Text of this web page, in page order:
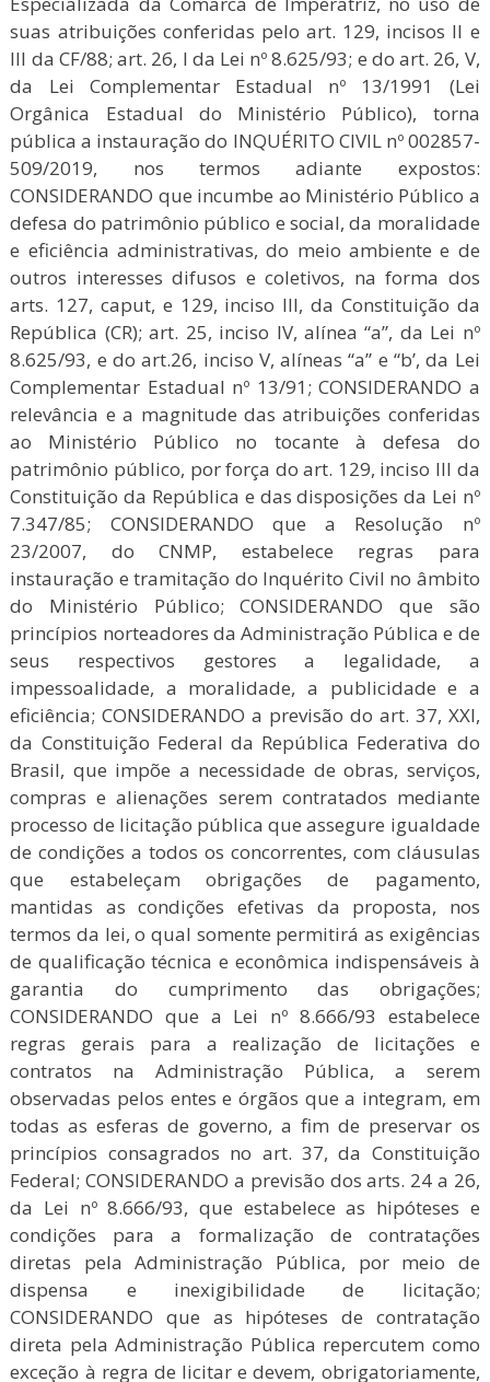
suas atribuições conferidas pelo art. 129, incisos II e
III da CF/88; art. 26, I da Lei nº 8.625/93; e do art. 26, V,
da Lei Complementar Estadual nº 13/1991 (Lei
Orgânica Estadual do Ministério Público), torna
pública a instauração do INQUÉRITO CIVIL nº 002857-
509/2019, nos termos adiante expostos:
CONSIDERANDO que incumbe ao Ministério Público a
defesa do patrimônio público e social, da moralidade
e eficiência administrativas, do meio ambiente e de
outros interesses difusos e coletivos, na forma dos
arts. 127, caput, e 129, inciso III, da Constituição da
República (CR); art. 25, inciso IV, alínea “a”, da Lei nº
8.625/93, e do art.26, inciso V, alíneas “a” e “b’, da Lei
Complementar Estadual nº 13/91; CONSIDERANDO a
relevância e a magnitude das atribuições conferidas
ao Ministério Público no tocante à defesa do
patrimônio público, por força do art. 129, inciso III da
Constituição da República e das disposições da Lei nº
7.347/85; CONSIDERANDO que a Resolução nº
23/2007, do CNMP, estabelece regras para
instauração e tramitação do Inquérito Civil no âmbito
do Ministério Público; CONSIDERANDO que são
princípios norteadores da Administração Pública e de
seus respectivos gestores a legalidade, a
impessoalidade, a moralidade, a publicidade e a
eficiência; CONSIDERANDO a previsão do art. 37, XXI,
da Constituição Federal da República Federativa do
Brasil, que impõe a necessidade de obras, serviços,
compras e alienações serem contratados mediante
processo de licitação pública que assegure igualdade
de condições a todos os concorrentes, com cláusulas
que estabeleçam obrigações de pagamento,
mantidas as condições efetivas da proposta, nos
termos da lei, o qual somente permitirá as exigências
de qualificação técnica e econômica indispensáveis à
garantia do cumprimento das obrigações;
CONSIDERANDO que a Lei nº 8.666/93 estabelece
regras gerais para a realização de licitações e
contratos na Administração Pública, a serem
observadas pelos entes e órgãos que a integram, em
todas as esferas de governo, a fim de preservar os
princípios consagrados no art. 37, da Constituição
Federal; CONSIDERANDO a previsão dos arts. 24 a 26,
da Lei nº 8.666/93, que estabelece as hipóteses e
condições para a formalização de contratações
diretas pela Administração Pública, por meio de
dispensa e inexigibilidade de licitação;
CONSIDERANDO que as hipóteses de contratação
direta pela Administração Pública repercutem como
exceção à regra de licitar e devem, obrigatoriamente,